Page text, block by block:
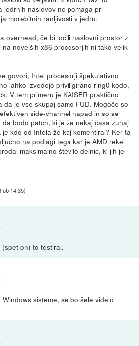
jedrnih naslovov ne pomaga pri
morebitnih ranljivosti v jedru.
overhead, če bi ločili naslovni prostor z
na novejših x86 procesorjih ni tako velik
govori, Intel procesorji špekulativno
lahko izvedejo priviligirano ring0 kodo,
V tem primeru je KAISER praktično
da je vse skupaj samo FUD. Mogoče so
side-channel napad in so se
bodo patch, ki je že nekaj časa zunaj
kdo od Intela že kaj komentiral? Ker ta
na podlagi tega kar je AMD rekel
maksimalno število delnic, ki jih je
ob 14:35)
(spet on) to testiral.
sisteme, se bo šele videlo